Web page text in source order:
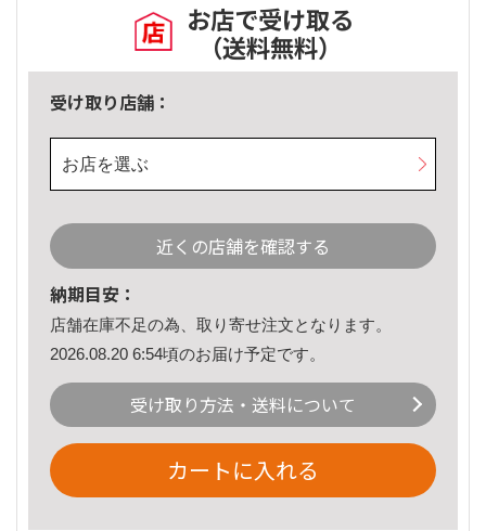
お店で受け取る
（送料無料）
受け取り店舗：
お店を選ぶ
近くの店舗を確認する
納期目安：
店舗在庫不足の為、取り寄せ注文となります。
2026.08.20 6:54頃のお届け予定です。
受け取り方法・送料について
カートに入れる